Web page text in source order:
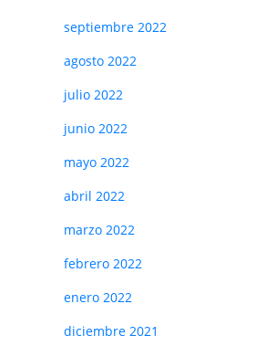
septiembre 2022
agosto 2022
julio 2022
junio 2022
mayo 2022
abril 2022
marzo 2022
febrero 2022
enero 2022
diciembre 2021